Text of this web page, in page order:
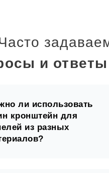
и
ли использовать
кронштейн для
из разных